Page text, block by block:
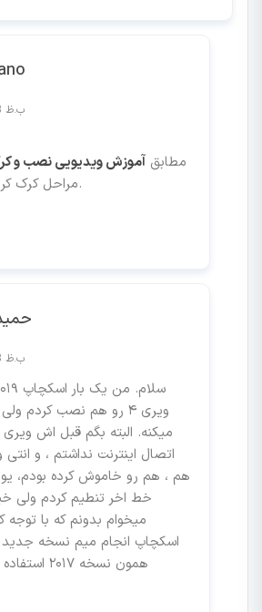
1398/02/01 at 7:33 ب.ظ
مطابق آموزش ویدیویی نصب و کرک
مراحل کرک کردن رو انجام بدید.
1398/10/12 at 5:48 ب.ظ
ویری ۴ رو هم نصب
اتصال اینترنت نداشتم ، و
هم ، هم رو خاموش کرده بودم،
خط اخر تنطیم کردم ولی
میخوام بدونم که با توجه
اسکچاپ انجام میم نسخه جدید
همون نسخه ۲۰۱۷ استفاده کنم بهتره؟ ممنون